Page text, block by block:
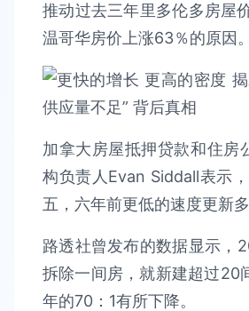
推动过去三年里多伦多房屋
温哥华房价上涨63％的原因。
加拿大房屋抵押贷款和住房
构负责人Evan Siddall表示
五，六年前更低的速度更新多
路透社曾发布的数据显示，
拆除一间房，就新建超过20
年的70：1有所下降。